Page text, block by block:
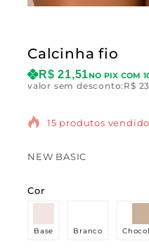
Calcinha fio
R$ 21,51NO PIX COM
valor sem desconto: R$
15 produtos
NEW BASIC
Cor
Base Branco